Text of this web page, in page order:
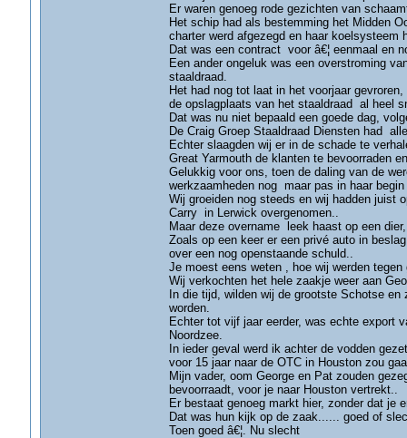
Er waren genoeg rode gezichten van
Het schip had als bestemming het Midden
charter werd afgezegd en haar koelsysteem
Dat was een contract voor â€¦ eenmaal en
Een ander ongeluk was een overstroming
staaldraad.
Het had nog tot laat in het voorjaar
de opslagplaats van het staaldraad al heel
Dat was nu niet bepaald een goede dag,
De Craig Groep Staaldraad Diensten had
Echter slaagden wij er in de schade te
Great Yarmouth de klanten te bevoorraden
Gelukkig voor ons, toen de daling van de
werkzaamheden nog maar pas in haar
Wij groeiden nog steeds en wij hadden juist
Carry in Lerwick overgenomen..
Maar deze overname leek haast op een
Zoals op een keer er een privé auto in
over een nog openstaande schuld..
Je moest eens weten , hoe wij werden tegen
Wij verkochten het hele zaakje weer aan
In die tijd, wilden wij de grootste Schotse
worden.
Echter tot vijf jaar eerder, was echte export
Noordzee.
In ieder geval werd ik achter de vodden
voor 15 jaar naar de OTC in Houston zou
Mijn vader, oom George en Pat zouden
bevoorraadt, voor je naar Houston vertrekt..
Er bestaat genoeg markt hier, zonder dat je
Dat was hun kijk op de zaak...... goed of
Toen goed â€¦. Nu slecht